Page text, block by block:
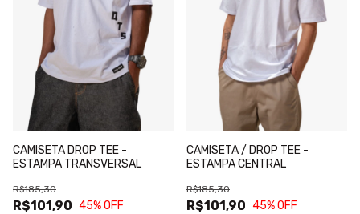
CAMISETA DROP TEE -
ESTAMPA TRANSVERSAL
R$101,90
R$185,30
45% OFF
CAMISETA / DROP TEE -
ESTAMPA CENTRAL
R$101,90
R$185,30
45% OFF